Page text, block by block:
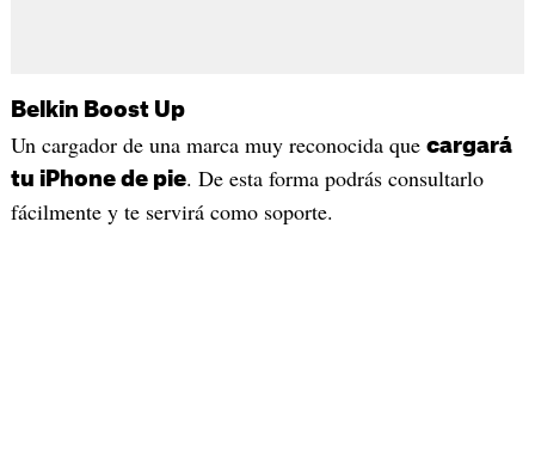
Belkin Boost Up
Un cargador de una marca muy reconocida que cargará
tu iPhone de pie. De esta forma podrás consultarlo
fácilmente y te servirá como soporte.